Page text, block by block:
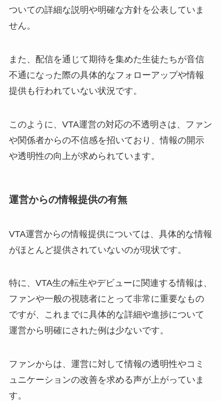
ついての詳細な説明や明確な方針を公表していま
せん。
また、配信を通じて期待を集めた生徒たちが音信
不通になった際の具体的なフォローアップや情報
提供も行われていない状況です。
このように、VTA運営の対応の不透明さは、ファン
や関係者からの不信感を招いており、情報の開示
や透明性の向上が求められています。
運営からの情報提供の有無
VTA運営からの情報提供については、具体的な情報
がほとんど提供されていないのが現状です。
特に、VTA生の転生やデビューに関連する情報は、
ファンや一般の視聴者にとって非常に重要なもの
ですが、これまでに具体的な詳細や進捗について
運営から明確にされた例は少ないです。
ファンからは、運営に対して情報の透明性やコミ
ュニケーションの改善を求める声が上がっていま
す。